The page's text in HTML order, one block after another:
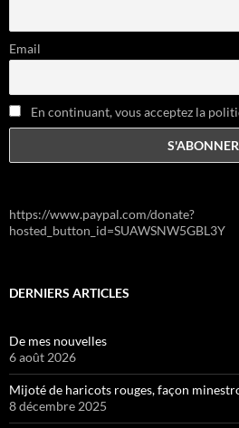
Email
En continuant, vous acceptez la
https://www.paypal.com/donate?
hosted_button_id=SUAWSNW5GBL3Y
DERNIERS ARTICLES
De mes nouvelles
6 août 2026
Mijoté de haricots rouges, façon
8 décembre 2025